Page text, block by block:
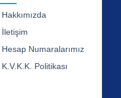
Hakkımızda
İletişim
Hesap Numaralarımız
K.V.K.K. Politikası